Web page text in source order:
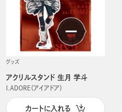
グッズ
アクリルスタンド 生月 学斗
I.ADORE（アイアドア）
カートに入れる